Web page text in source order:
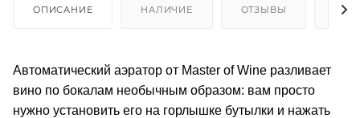
ОПИСАНИЕ НАЛИЧИЕ ОТЗЫВЫ
Автоматический аэратор от Master of Wine разливает
вино по бокалам необычным образом: вам просто
нужно установить его на горлышке бутылки и нажать